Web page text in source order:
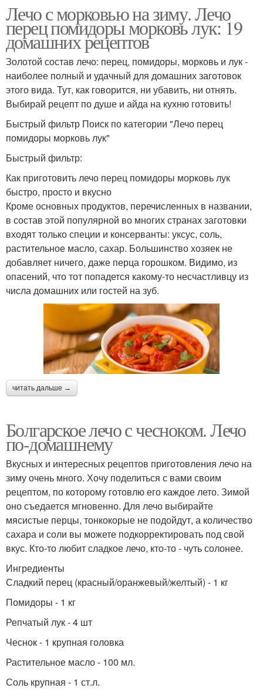
Лечо с морковью на зиму. Лечо
перец помидоры морковь лук: 19
домашних рецептов
Золотой состав лечо: перец, помидоры, морковь и лук -
наиболее полный и удачный для домашних заготовок
этого вида. Тут, как говорится, ни убавить, ни отнять.
Выбирай рецепт по душе и айда на кухню готовить!
Быстрый фильтр Поиск по категории "Лечо перец
помидоры морковь лук"
Быстрый фильтр:
Как приготовить лечо перец помидоры морковь лук
быстро, просто и вкусно
Кроме основных продуктов, перечисленных в названии,
в состав этой популярной во многих странах заготовки
входят только специи и консерванты: уксус, соль,
растительное масло, сахар. Большинство хозяек не
добавляет ничего, даже перца горошком. Видимо, из
опасений, что тот попадется какому-то несчастливцу из
числа домашних или гостей на зуб.
читать дальше →
Болгарское лечо с чесноком. Лечо
по-домашнему
Вкусных и интересных рецептов приготовления лечо на
зиму очень много. Хочу поделиться с вами своим
рецептом, по которому готовлю его каждое лето. Зимой
оно съедается мгновенно. Для лечо выбирайте
мясистые перцы, тонкокорые не подойдут, а количество
сахара и соли вы можете подкорректировать под свой
вкус. Кто-то любит сладкое лечо, кто-то - чуть солонее.
Ингредиенты
Сладкий перец (красный/оранжевый/желтый) - 1 кг
Помидоры - 1 кг
Репчатый лук - 4 шт
Чеснок - 1 крупная головка
Растительное масло - 100 мл.
Соль крупная - 1 ст.л.